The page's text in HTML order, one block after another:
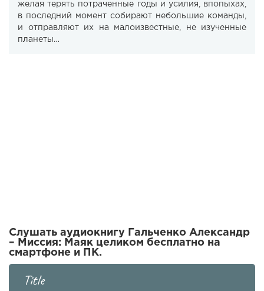
желая терять потраченные годы и усилия, впопыхах,
в последний момент собирают небольшие команды,
и отправляют их на малоизвестные, не изученные
планеты…
Слушать аудиокнигу Гальченко Александр
– Миссия: Маяк целиком бесплатно на
смартфоне и ПК.
Title